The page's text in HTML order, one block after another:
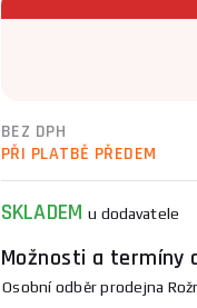
BEZ DPH
PŘI PLATBĚ PŘEDEM
SKLADEMu dodavatele
Možnosti a termíny
Osobní odběr prodejna